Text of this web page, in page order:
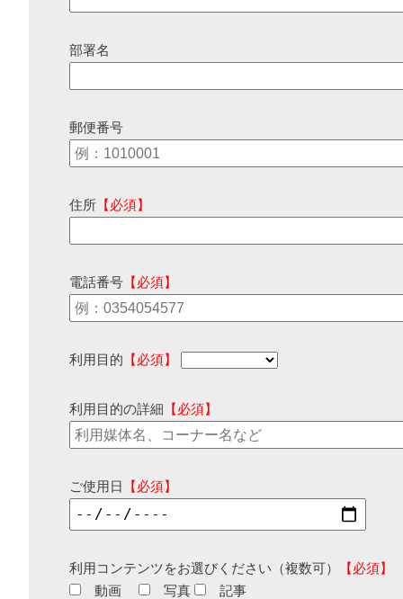
部署名
郵便番号
住所 【必須】
電話番号 【必須】
利用目的 【必須】
利用目的の詳細 【必須】
ご使用日 【必須】
利用コンテンツをお選びください（複数可）
【必須】
動画
写真 記事